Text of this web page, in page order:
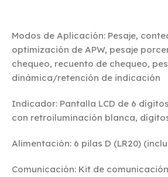
Modos de Aplicación: Pesaje,
optimización de APW, pesaje
chequeo, recuento de chequeo,
dinámica/retención de indicación
Indicador: Pantalla LCD de 6
con retroiluminación blanca,
Alimentación: 6 pilas D (LR20)
Comunicación: Kit de